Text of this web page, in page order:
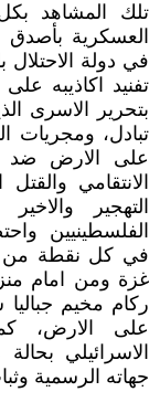
تلك المشاهد
العسكرية
في دولة الاحتلال
تفنيد اكاذيبه
بتحرير الاسرى
تبادل، ومجريات
على الارض ضد
الانتقامي
التهجير
الفلسطينيين
في كل نقطة من
غزة ومن امام
ركام مخيم
على الارض،
الاسرائيلي
جهاته الرسمية